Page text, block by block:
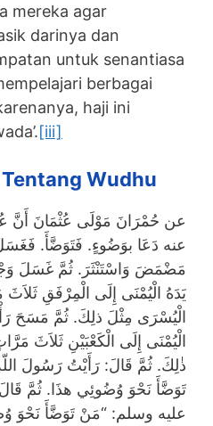
darinya dan
untuk senantiasa
berbagai
haji ini
[iii]
Wudhu
عن حُمْرَانَ مَوْلَى عُثْمَانَ أَنَّ
عنه دَعَا بوَضُوءٍ. فَتَوَضَّأَ.
مَضْمَضَ وَاسْتَنْثَرَ. ثُمَّ غَسَلَ
يَدَهُ الْيُمْنَى إِلَى الْمِرْفَقِ
الْيُسْرَى مِثْلَ ذلِكَ. ثُمَّ مَسَحَ
الْيُمْنَى إِلَى الْكَعْبَيْنِ ثَلاَثَ
ذٰلِكَ. ثُمَّ قَالَ: رَأَيْتُ رَسُولَ
تَوَضَّأَ نَحْوَ وُضُوئِي هذَا. ثُمَّ
عليه وسلم: “مَنْ تَوَضَّأَ نَحْوَ